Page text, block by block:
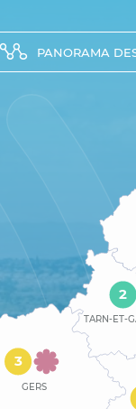
PANORAMA
3
GERS
2
TARN-ET-